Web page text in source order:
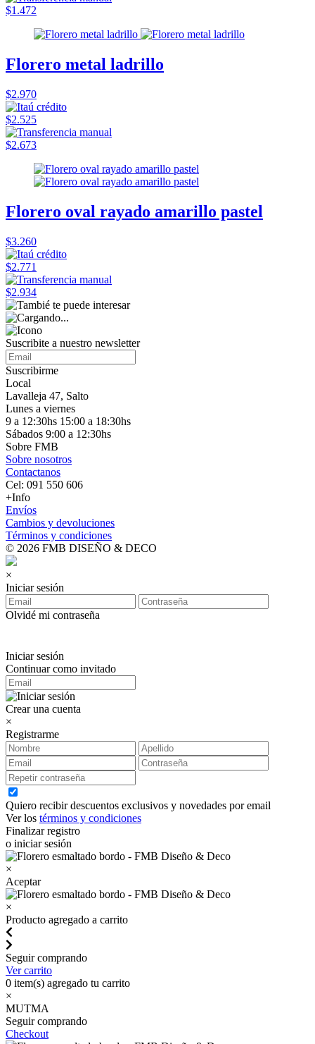
$1.472
Florero metal ladrillo
$2.970
$2.525
$2.673
Florero oval rayado amarillo pastel
$3.260
$2.771
$2.934
Suscribite a nuestro newsletter
Suscribirme
Local
Lavalleja 47, Salto
Lunes a viernes
9 a 12:30hs 15:00 a 18:30hs
Sábados 9:00 a 12:30hs
Sobre FMB
Sobre nosotros
Contactanos
Cel: 091 550 606
+Info
Envíos
Cambios y devoluciones
Términos y condiciones
© 2026 FMB DISEÑO & DECO
×
Iniciar sesión
Olvidé mi contraseña
Iniciar sesión
Continuar como invitado
Crear una cuenta
×
Registrarme
Quiero recibir descuentos exclusivos y novedades por email
Ver los términos y condiciones
Finalizar registro
o iniciar sesión
×
Aceptar
×
Producto agregado a carrito
Seguir comprando
Ver carrito
0 item(s) agregado tu carrito
×
MUTMA
Seguir comprando
Checkout